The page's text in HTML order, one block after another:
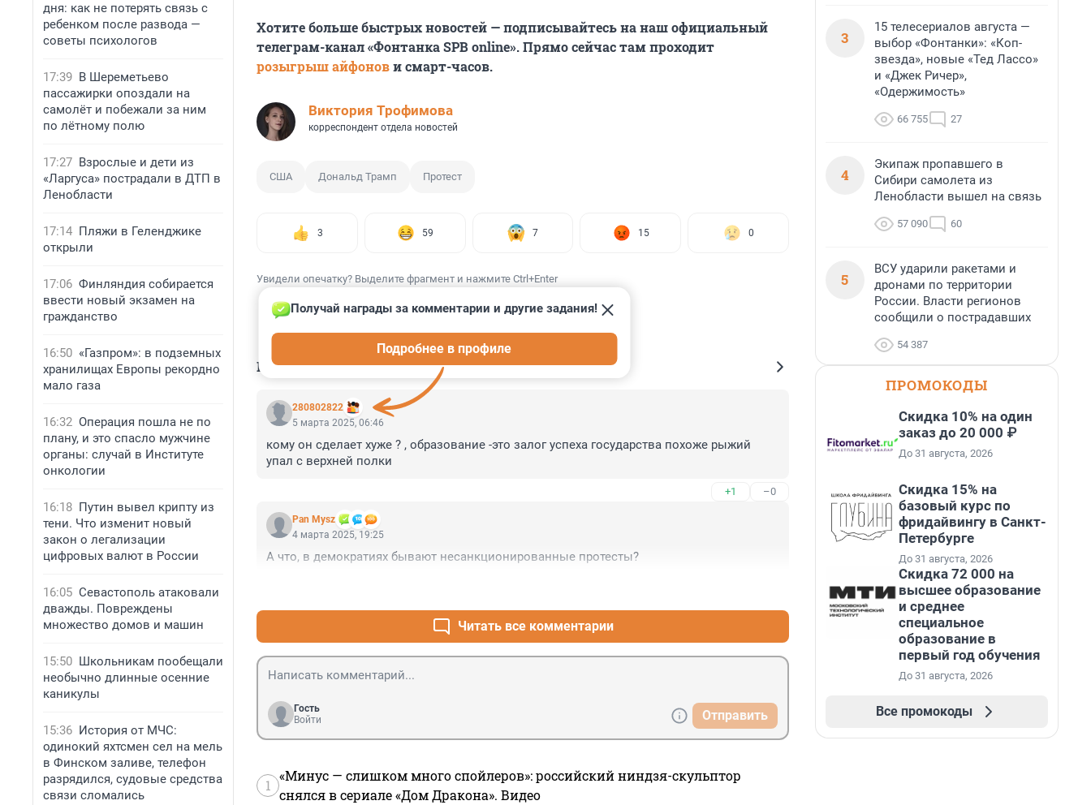
дня: как не потерять связь с
ребенком после развода —
советы психологов
17:39 В Шереметьево
пассажирки опоздали на
самолёт и побежали за ним
по лётному полю
17:27 Взрослые и дети из
«Ларгуса» пострадали в ДТП в
Ленобласти
17:14 Пляжи в Геленджике
открыли
17:06 Финляндия собирается
ввести новый экзамен на
гражданство
16:50 «Газпром»: в подземных
хранилищах Европы рекордно
мало газа
16:32 Операция пошла не по
плану, и это спасло мужчине
органы: случай в Институте
онкологии
16:18 Путин вывел крипту из
тени. Что изменит новый
закон о легализации
цифровых валют в России
16:05 Севастополь атаковали
дважды. Повреждены
множество домов и машин
15:50 Школьникам пообещали
необычно длинные осенние
каникулы
15:36 История от МЧС:
одинокий яхтсмен сел на мель
в Финском заливе, телефон
разрядился, судовые средства
связи сломались
Хотите больше быстрых новостей — подписывайтесь на наш официальный
телеграм-канал «Фонтанка SPB online». Прямо сейчас там проходит
розыгрыш айфонови смарт-часов.
Виктория Трофимова
корреспондент отдела новостей
США Дональд Трамп Протест
3 59 7 15 0
Увидели опечатку? Выделите фрагмент и нажмите Ctrl+Enter
КОММЕНТАРИИ 24
280802822
Получай награды за комментарии и другие задания!
Подробнее в профиле
5 марта 2025, 06:46
кому он сделает хуже ? , образование -это залог успеха государства похоже рыжий
упал с верхней полки
+1 –0
Pan Mysz
4 марта 2025, 19:25
А что, в демократиях бывают несанкционированные протесты?
Читать все комментарии
Гость
Войти
Отправить
1
«Минус — слишком много спойлеров»: российский ниндзя-скульптор
снялся в сериале «Дом Дракона». Видео
3
15 телесериалов августа —
выбор «Фонтанки»: «Коп-
звезда», новые «Тед Лассо»
и «Джек Ричер»,
«Одержимость»
66 755 27
4
Экипаж пропавшего в
Сибири самолета из
Ленобласти вышел на связь
57 090 60
5
ВСУ ударили ракетами и
дронами по территории
России. Власти регионов
сообщили о пострадавших
54 387
ПРОМОКОДЫ
Скидка 10% на один
заказ до 20 000 ₽
До 31 августа, 2026
Скидка 15% на
базовый курс по
фридайвингу в Санкт-
Петербурге
До 31 августа, 2026
Скидка 72 000 на
высшее образование
и среднее
специальное
образование в
первый год обучения
До 31 августа, 2026
Все промокоды